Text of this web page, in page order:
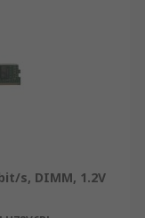
s, DIMM, 1.2V